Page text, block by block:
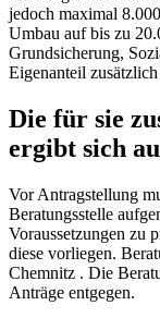
jedoch maximal
Umbau auf bis zu
Grundsicherung,
Eigenanteil
Die für sie
ergibt sich
Vor Antragstellung
Beratungsstelle
Voraussetzungen zu
diese vorliegen.
Chemnitz . Die
Anträge entgegen.